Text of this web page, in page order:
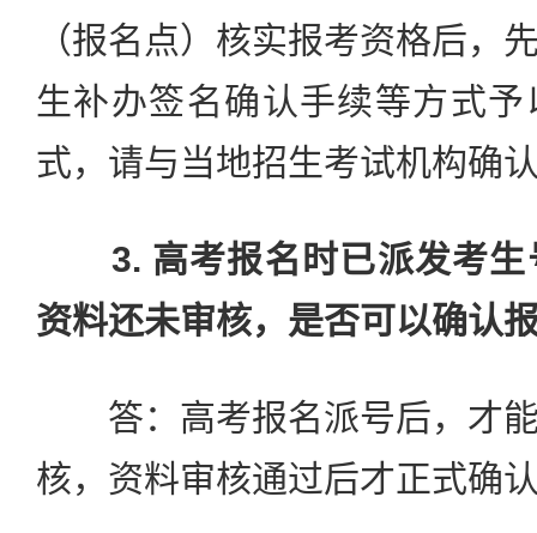
（报名点）核实报考资格后，
生补办签名确认手续等方式
式，请与当地招生考试机构确
3. 高考报名时已派发考
资料还未审核，是否可以确认
答：高考报名派号后，才能
核，资料审核通过后才正式确